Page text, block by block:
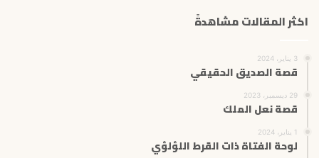
اكثر المقالات مشاهدةً
3 يناير، 2024
قصة الصديق الحقيقي
29 ديسمبر، 2023
قصة نعل الملك
1 يناير، 2024
لوحة الفتاة ذات القرط اللؤلؤي